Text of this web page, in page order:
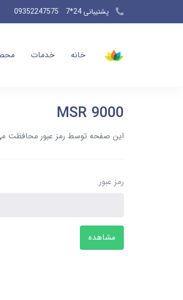
پشتیبانی 24*7 09352247575
خانه خدمات
MSR 9000
این صفحه توسط رمز عبور محافظت
رمز عبور
مشاهده